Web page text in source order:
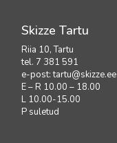
Skizze Tartu
Riia 10, Tartu
tel. 7 381 591
e-post:tartu@skizze.ee
E – R 10.00 – 18.00
L 10.00-15.00
P suletud